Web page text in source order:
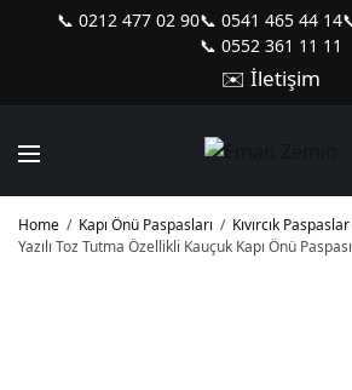
📞 0212 477 02 90📞 0541 465 44 14
📞 0552 361 11 11
✉️ İletişim
Home / Kapı Önü Paspasları / Kıvırcık Paspaslar
Yazılı Toz Tutma Özellikli Kauçuk Kapı Önü Paspası